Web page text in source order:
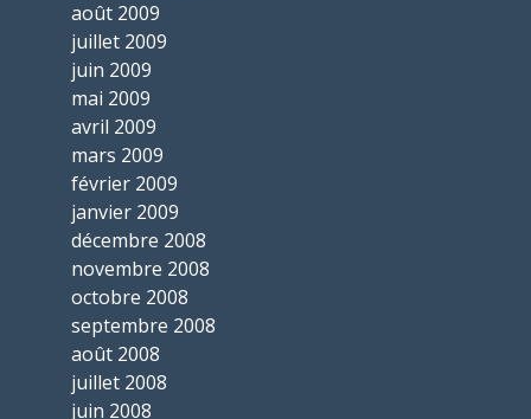
août 2009
juillet 2009
juin 2009
mai 2009
avril 2009
mars 2009
février 2009
janvier 2009
décembre 2008
novembre 2008
octobre 2008
septembre 2008
août 2008
juillet 2008
juin 2008